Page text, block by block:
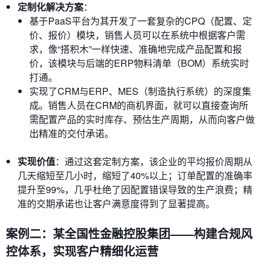
定制化解决方案：
基于PaaS平台为其开发了一套复杂的CPQ（配置、定
价、报价）模块，销售人员可以在系统中根据客户需
求，像“搭积木”一样快速、准确地完成产品配置和报
价，该模块与后端的ERP物料清单（BOM）系统实时
打通。
实现了CRM与ERP、MES（制造执行系统）的深度集
成。销售人员在CRM的商机界面，就可以直接查询所
需配置产品的实时库存、预估生产周期，从而向客户做
出精准的交付承诺。
实现价值：通过这套定制方案，该企业的平均报价周期从
几天缩短至几小时，缩短了40%以上；订单配置的准确率
提升至99%，几乎杜绝了因配置错误导致的生产浪费；精
准的交期承诺也让客户满意度得到了显著提高。
案例二：某全国性金融控股集团——构建合规风
控体系，实现客户精细化运营